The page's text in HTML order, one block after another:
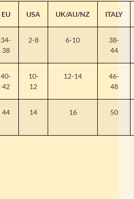
EU USA UK/AU/NZ ITALY
34-
38
2-8 6-10
38-
44
40-
42
10-
12
12-14
46-
48
44 14 16 50